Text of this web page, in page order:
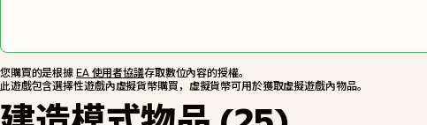
您購買的是根據 EA 使用者協議存取數位內容的授權。
此遊戲包含選擇性遊戲內虛擬貨幣購買，虛擬貨幣可用於獲取虛擬遊戲內物品。